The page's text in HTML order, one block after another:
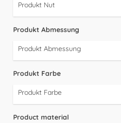
Produkt Nut
Produkt Abmessung
Produkt Abmessung
Produkt Farbe
Produkt Farbe
Product material